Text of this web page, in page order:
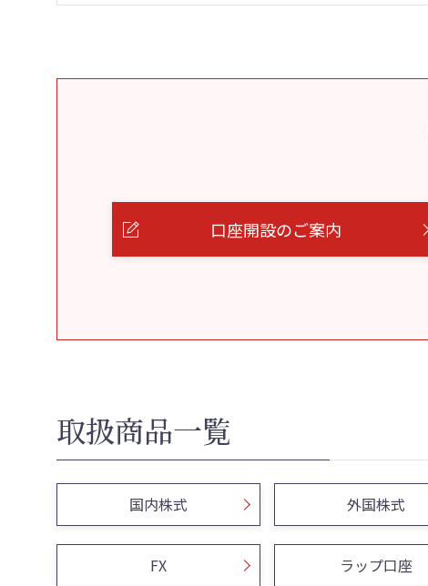
口座開設のご案内
取扱商品一覧
国内株式 外国株式
FX ラップ口座